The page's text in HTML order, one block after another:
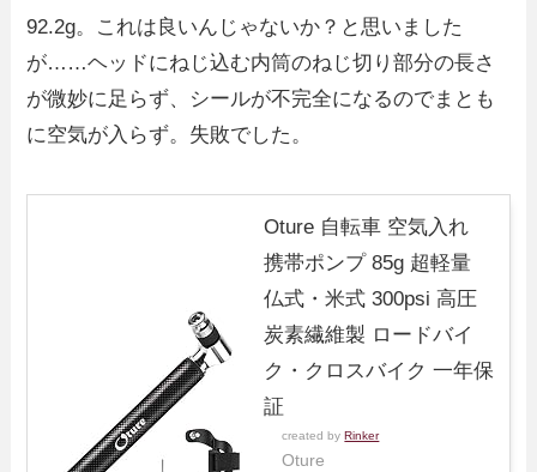
92.2g。これは良いんじゃないか？と思いました
が……ヘッドにねじ込む内筒のねじ切り部分の長さ
が微妙に足らず、シールが不完全になるのでまとも
に空気が入らず。失敗でした。
Oture 自転車 空気入れ
携帯ポンプ 85g 超軽量
仏式・米式 300psi 高圧
炭素繊維製 ロードバイ
ク・クロスバイク 一年保
証
created byRinker
Oture